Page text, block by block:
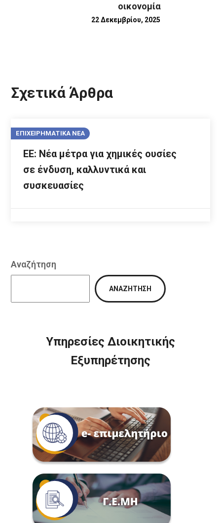
οικονομία
22 Δεκεμβρίου, 2025
Σχετικά Άρθρα
ΕΠΙΧΕΙΡΗΜΑΤΙΚΑ ΝΕΑ
ΕΕ: Νέα μέτρα για χημικές ουσίες
σε ένδυση, καλλυντικά και
συσκευασίες
Αναζήτηση
ΑΝΑΖΉΤΗΣΗ
Υπηρεσίες Διοικητικής
Εξυπηρέτησης